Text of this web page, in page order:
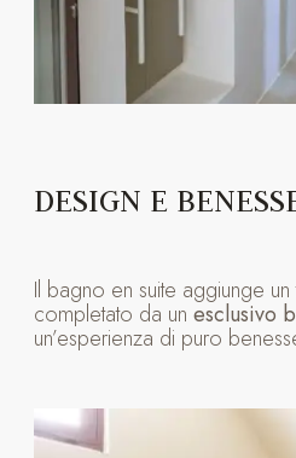
DESIGN E
Il bagno en suite aggiunge
completato da un esclusivo
un’esperienza di puro